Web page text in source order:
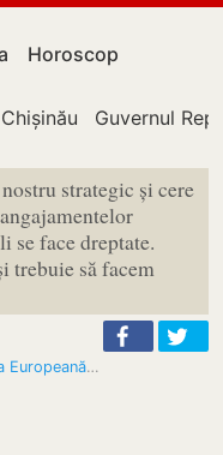
Horoscop
Chișinău Guvernul
strategic și cere
se face dreptate.
trebuie să facem
Maia Sandu: „Aderarea la Uniunea Europeană cere efort și…